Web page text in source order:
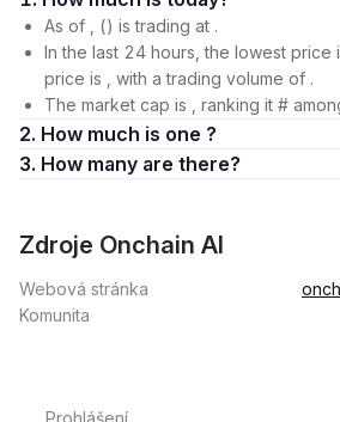
As of , () is trading at .
In the last 24 hours, the lowest price
price is , with a trading volume of .
The market cap is , ranking it #
2. How much is one ?
3. How many are there?
Zdroje Onchain AI
Webová stránka
Komunita
Prohlášení